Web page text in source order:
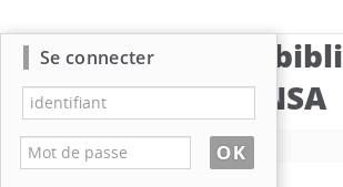
Catalogue de la
du CBNSA
Nouvelle recherche
Se connecter